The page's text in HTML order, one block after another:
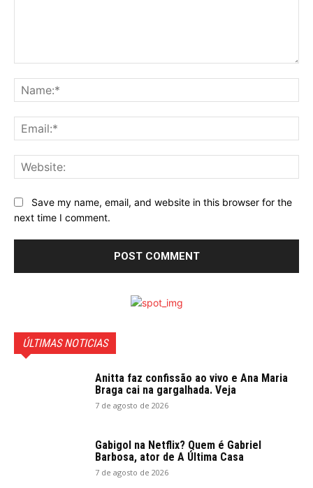
Save my name, email, and website in this browser for the
next time I comment.
ÚLTIMAS NOTICIAS
Anitta faz confissão ao vivo e Ana Maria
Braga cai na gargalhada. Veja
7 de agosto de 2026
Gabigol na Netflix? Quem é Gabriel
Barbosa, ator de A Última Casa
7 de agosto de 2026